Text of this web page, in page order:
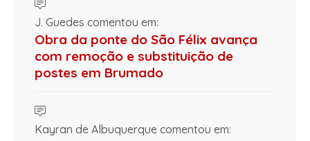
J. Guedes comentou em:
Obra da ponte do São Félix avança
com remoção e substituição de
postes em Brumado
Kayran de Albuquerque comentou em: